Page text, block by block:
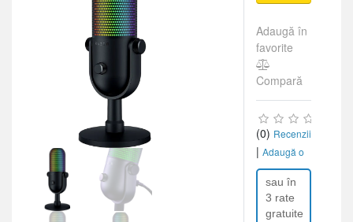
Adaugă în
favorite
Compară
(0) Recenzii
| Adaugă o
recenzie
sau în
3 rate
gratuite